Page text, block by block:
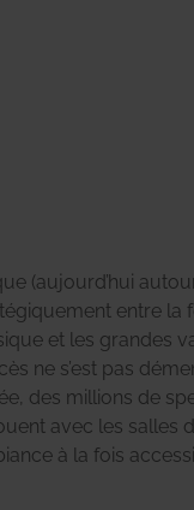
(aujourd’hui
à la fois